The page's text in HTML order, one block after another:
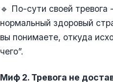
🔹 По-сути своей тревога
нормальный здоровый
вы понимаете, откуда
чего”.
Миф 2. Тревога не